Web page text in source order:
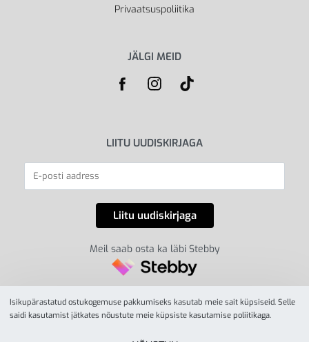
Privaatsuspoliitika
JÄLGI MEID
LIITU UUDISKIRJAGA
Meil saab osta ka läbi Stebby
Isikupärastatud ostukogemuse pakkumiseks kasutab meie sait küpsiseid. Selle
saidi kasutamist jätkates nõustute meie küpsiste kasutamise poliitikaga.